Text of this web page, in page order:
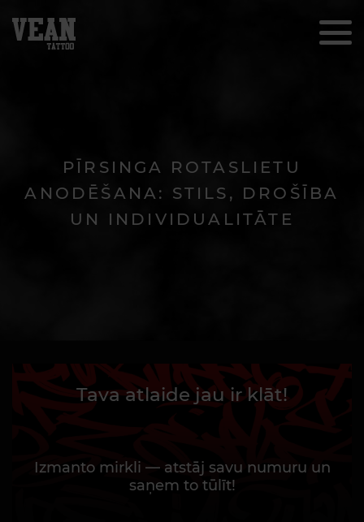
PĪRSINGA ROTASLIETU
ANODĒŠANA: STILS, DROŠĪBA
UN INDIVIDUALITĀTE
Tava atlaide jau ir klāt!
Izmanto mirkli — atstāj savu numuru un
saņem to tūlīt!